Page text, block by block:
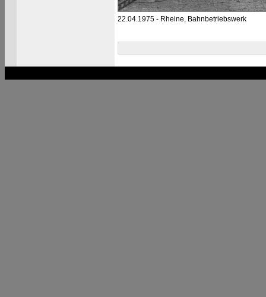
22.04.1975 - Rheine, Bahnbetriebswerk